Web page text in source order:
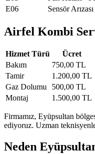
E06
Sensör
Airfel Kombi
Hizmet Türü
Ücret
Bakım
750,00 TL
Tamir
1.200,00 TL
Gaz Dolumu
500,00 TL
Montaj
1.500,00 TL
Firmamız, Eyüpsultan
ediyoruz. Uzman
Neden